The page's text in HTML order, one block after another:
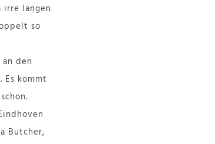
irre langen
so
den
kommt
Butcher,